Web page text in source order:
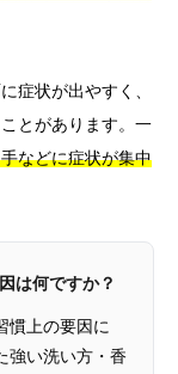
症状が出やすく、
とがあります。一
などに症状が集中
は何ですか？
慣上の要因に
強い洗い方・香